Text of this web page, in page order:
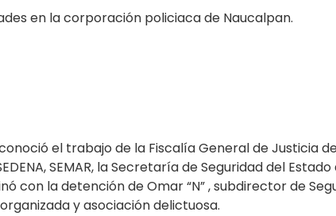
en la corporación policiaca de Naucalpan.
el trabajo de la Fiscalía General de Justicia
SEMAR, la Secretaría de Seguridad del Estado
con la detención de Omar “N” , subdirector de
y asociación delictuosa.